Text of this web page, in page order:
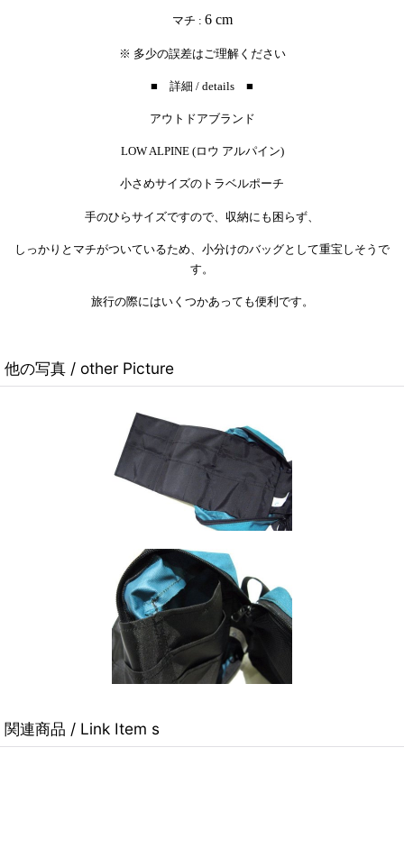
マチ : 6 cm
※ 多少の誤差はご理解ください
■ 詳細 / details ■
アウトドアブランド
LOW ALPINE (ロウ アルパイン)
小さめサイズのトラベルポーチ
手のひらサイズですので、収納にも困らず、
しっかりとマチがついているため、小分けのバッグとして重宝しそうで
す。
旅行の際にはいくつかあっても便利です。
他の写真 / other Picture
関連商品 / Link Item s